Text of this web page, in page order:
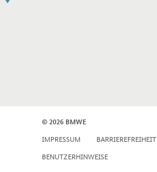
© 2026 BMWE
IMPRESSUM BARRIEREFREIHEIT
BENUTZERHINWEISE